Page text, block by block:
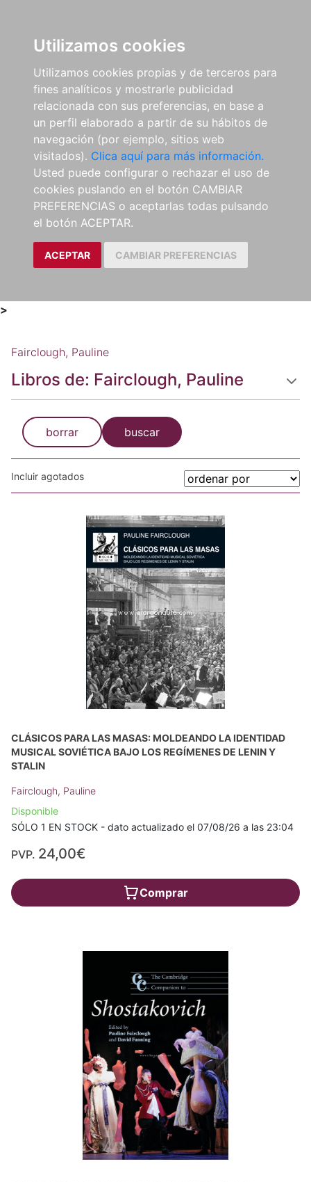
Utilizamos cookies
Utilizamos cookies propias y de terceros para
fines analíticos y mostrarle publicidad
relacionada con sus preferencias, en base a
un perfil elaborado a partir de su hábitos de
navegación (por ejemplo, sitios web
visitados). Clica aquí para más información.
Usted puede configurar o rechazar el uso de
cookies puslando en el botón CAMBIAR
PREFERENCIAS o aceptarlas todas pulsando
el botón ACEPTAR.
ACEPTAR CAMBIAR PREFERENCIAS
>
Fairclough, Pauline
Libros de: Fairclough, Pauline
borrar buscar
Incluir agotados
CLÁSICOS PARA LAS MASAS: MOLDEANDO LA IDENTIDAD
MUSICAL SOVIÉTICA BAJO LOS REGÍMENES DE LENIN Y
STALIN
Fairclough, Pauline
Disponible
SÓLO 1 EN STOCK - dato actualizado el 07/08/26 a las 23:04
PVP. 24,00€
Comprar